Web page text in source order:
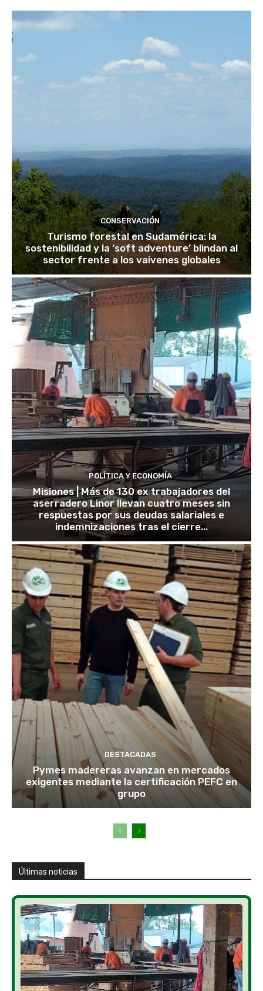
CONSERVACIÓN
Turismo forestal en Sudamérica: la
sostenibilidad y la ‘soft adventure’ blindan al
sector frente a los vaivenes globales
POLÍTICA Y ECONOMÍA
Misiones | Más de 130 ex trabajadores del
aserradero Linor llevan cuatro meses sin
respuestas por sus deudas salariales e
indemnizaciones tras el cierre...
DESTACADAS
Pymes madereras avanzan en mercados
exigentes mediante la certificación PEFC en
grupo
Últimas noticias